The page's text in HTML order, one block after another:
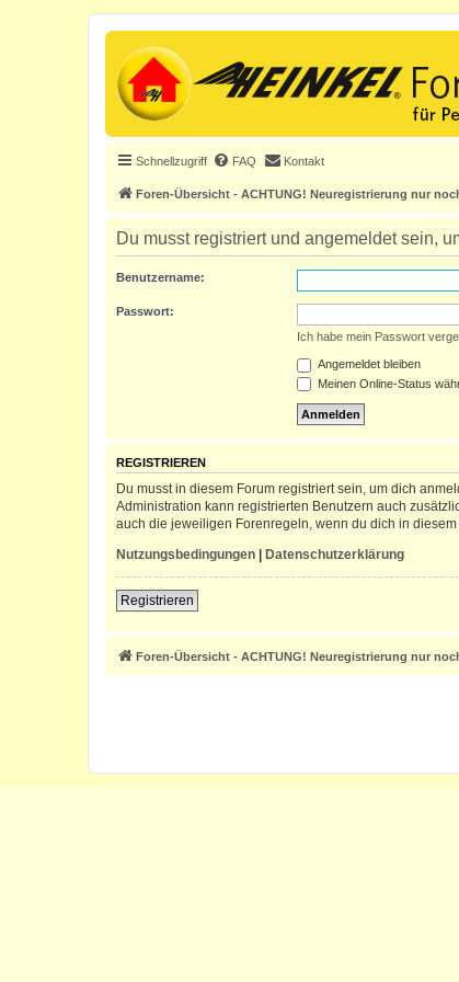
Schnellzugriff FAQ Kontakt
Foren-Übersicht - ACHTUNG! Neuregistrierung nur
Du musst registriert und angemeldet sein,
Benutzername:
Passwort:
Ich habe mein Passwort
Angemeldet bleiben
Meinen Online-Status
REGISTRIEREN
Du musst in diesem Forum registriert sein, um dich
Administration kann registrierten Benutzern auch
auch die jeweiligen Forenregeln, wenn du dich in diesem
Nutzungsbedingungen | Datenschutzerklärung
Registrieren
Foren-Übersicht - ACHTUNG! Neuregistrierung nur